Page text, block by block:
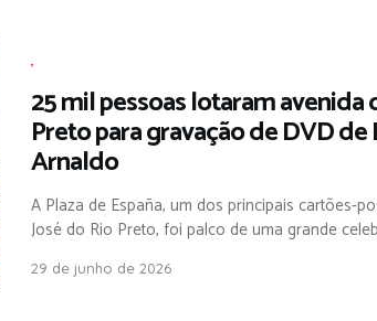
,
25 mil pessoas lotaram avenida
Preto para gravação de DVD
Arnaldo
A Plaza de España, um dos principais cartões-
José do Rio Preto, foi palco de uma grande
29 de junho de 2026